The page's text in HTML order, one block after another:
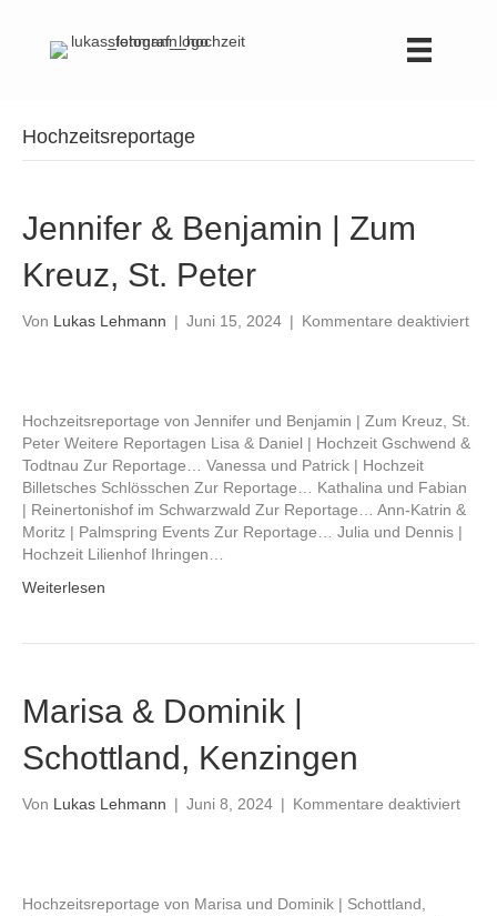
Hochzeitsreportage
Jennifer & Benjamin | Zum
Kreuz, St. Peter
Von Lukas Lehmann | Juni 15, 2024 | Kommentare deaktiviertfür
Hochzeitsreportage von Jennifer und Benjamin | Zum Kreuz, St.
Peter Weitere Reportagen Lisa & Daniel | Hochzeit Gschwend &
Todtnau Zur Reportage… Vanessa und Patrick | Hochzeit
Billetsches Schlösschen Zur Reportage… Kathalina und Fabian
| Reinertonishof im Schwarzwald Zur Reportage… Ann-Katrin &
Moritz | Palmspring Events Zur Reportage… Julia und Dennis |
Hochzeit Lilienhof Ihringen…
Weiterlesen
Marisa & Dominik |
Schottland, Kenzingen
Von Lukas Lehmann | Juni 8, 2024 | Kommentare deaktiviertfür
Hochzeitsreportage von Marisa und Dominik | Schottland,